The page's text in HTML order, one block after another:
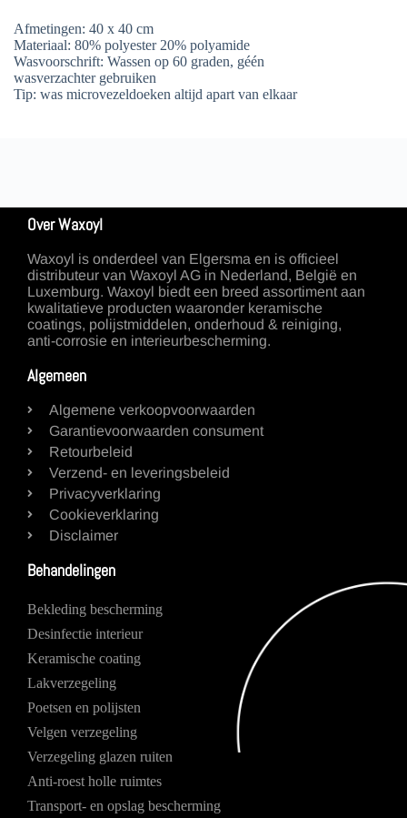
Afmetingen: 40 x 40 cm
Materiaal: 80% polyester 20% polyamide
Wasvoorschrift: Wassen op 60 graden, géén
wasverzachter gebruiken
Tip: was microvezeldoeken altijd apart van elkaar
Over Waxoyl
Waxoyl is onderdeel van Elgersma en is officieel
distributeur van Waxoyl AG in Nederland, België en
Luxemburg. Waxoyl biedt een breed assortiment aan
kwalitatieve producten waaronder keramische
coatings, polijstmiddelen, onderhoud & reiniging,
anti-corrosie en interieurbescherming.
Algemeen
Algemene verkoopvoorwaarden
Garantievoorwaarden consument
Retourbeleid
Verzend- en leveringsbeleid
Privacyverklaring
Cookieverklaring
Disclaimer
Behandelingen
Bekleding bescherming
Desinfectie interieur
Keramische coating
Lakverzegeling
Poetsen en polijsten
Velgen verzegeling
Verzegeling glazen ruiten
Anti-roest holle ruimtes
Transport- en opslag bescherming